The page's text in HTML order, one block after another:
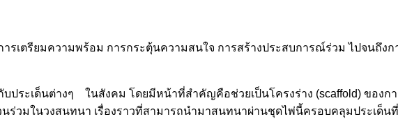
รเตรียมความพร้อม การกระตุ้นความสนใจ การสร้างประสบการณ์ร่วม ไปจนถึง
ประเด็นต่างๆ ในสังคม โดยมีหน้าที่สำคัญคือช่วยเป็นโครงร่าง (scaffold) ของก
ร่วมในวงสนทนา เรื่องราวที่สามารถนำมาสนทนาผ่านชุดไพ่นี้ครอบคลุมประเด็